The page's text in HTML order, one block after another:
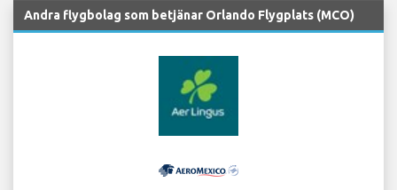
Andra flygbolag som betjänar Orlando Flygplats (MCO)